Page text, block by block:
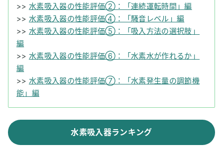
>> 水素吸入器の性能評価②：「連続運転時間」編
>> 水素吸入器の性能評価④：「騒音レベル」編
>> 水素吸入器の性能評価⑤：「吸入方法の選択肢」
編
>> 水素吸入器の性能評価⑥：「水素水が作れるか」
編
>> 水素吸入器の性能評価⑦：「水素発生量の調節機
能」編
水素吸入器ランキング